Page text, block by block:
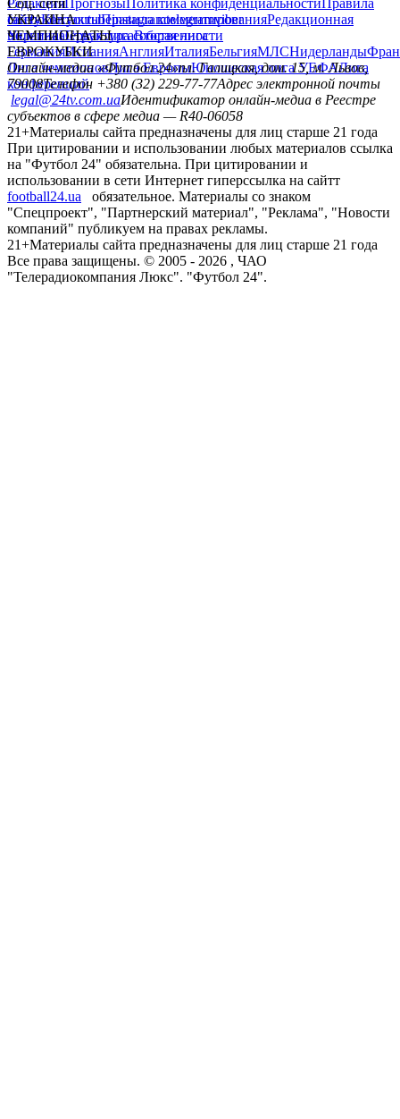
РедакцияПрогнозы Политика конфиденциальности Правила
сайтуКонтактыПравила комментированияРедакционная
политикаСтруктура собственности
Соц. сети
facebookxyoutubeinstagramtelegramviber
УКРАИНА
УкраинаПервая лигаВторая лига
ЧЕМПИОНАТЫ
ГерманияИспанияАнглияИталияБельгияМЛСНидерланды
ЕВРОКУБКИ
Лига чемпионовЛига ЕвропыЮношеская лига УЕФАЛига
конференций
Онлайн-медиа «Футбол 24»пл. Галицкая, дом. 15, м. Львов,
79008Телефон +380 (32) 229-77-77Адрес электронной почты
legal@24tv.com.uaИдентификатор онлайн-медиа в Реестре
субъектов в сфере медиа — R40-06058
21+Материалы сайта предназначены для лиц старше 21 года
При цитировании и использовании любых материалов ссылка
на "Футбол 24" обязательна. При цитировании и
использовании в сети Интернет гиперссылка на сайтт
football24.ua
обязательное. Материалы со знаком
"Спецпроект", "Партнерский материал", "Реклама", "Новости
компаний" публикуем на правах рекламы.
21+Материалы сайта предназначены для лиц старше 21 года
Все права защищены. © 2005 - 2026 , ЧАО
"Телерадиокомпания Люкс". "Футбол 24".